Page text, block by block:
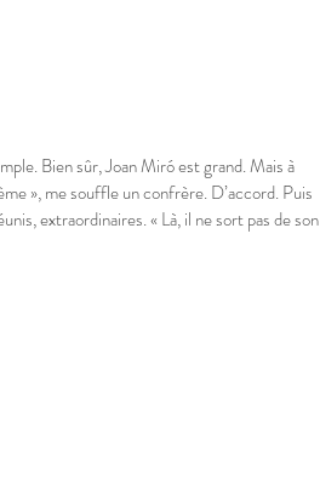
Bien sûr, Joan Miró est grand. Mais à
», me souffle un confrère. D’accord. Puis
extraordinaires. « Là, il ne sort pas de son